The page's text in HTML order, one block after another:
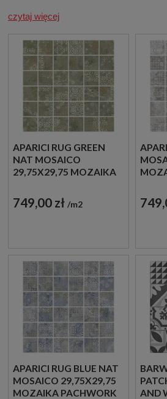
czytaj więcej
APARICI RUG GREEN
NAT MOSAICO
29,75X29,75 MOZAIKA
749,00 zł m2
APARICI RUG BLUE NAT
MOSAICO 29,75X29,75
MOZAIKA PACHWORK
AND